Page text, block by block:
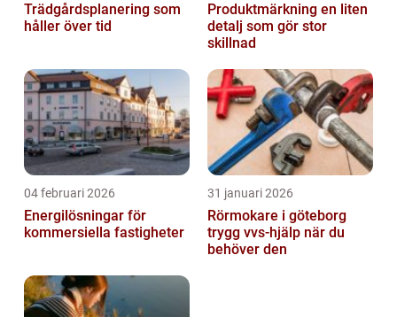
Trädgårdsplanering som
håller över tid
Produktmärkning en liten
detalj som gör stor
skillnad
04 februari 2026
Energilösningar för
kommersiella fastigheter
31 januari 2026
Rörmokare i göteborg
trygg vvs-hjälp när du
behöver den